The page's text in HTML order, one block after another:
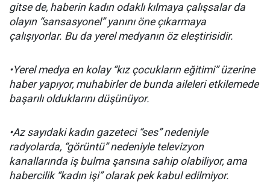
gitse de, haberin kadın odaklı kılmaya çalışsalar da
olayın “sansasyonel” yanını öne çıkarmaya
çalışıyorlar. Bu da yerel medyanın öz eleştirisidir.
•Yerel medya en kolay “kız çocukların eğitimi” üzerine
haber yapıyor, muhabirler de bunda aileleri etkilemede
başarılı olduklarını düşünüyor.
•Az sayıdaki kadın gazeteci “ses” nedeniyle
radyolarda, “görüntü” nedeniyle televizyon
kanallarında iş bulma şansına sahip olabiliyor, ama
habercilik “kadın işi” olarak pek kabul edilmiyor.